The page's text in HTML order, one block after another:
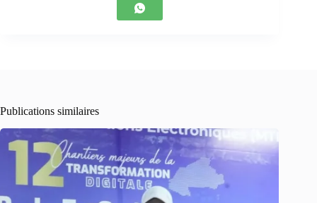
Publications similaires